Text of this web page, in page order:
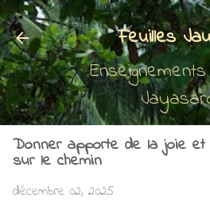
Accéder au
Feuilles
Donner apporte de la joie et
sur le chemin
décembre 02, 2025